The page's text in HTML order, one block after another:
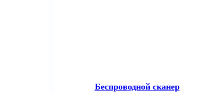
Беспроводной сканер